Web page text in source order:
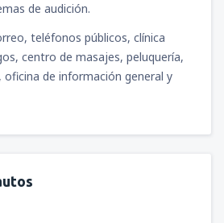
de audición.
teléfonos públicos, clínica
centro de masajes, peluquería,
oficina de información general y